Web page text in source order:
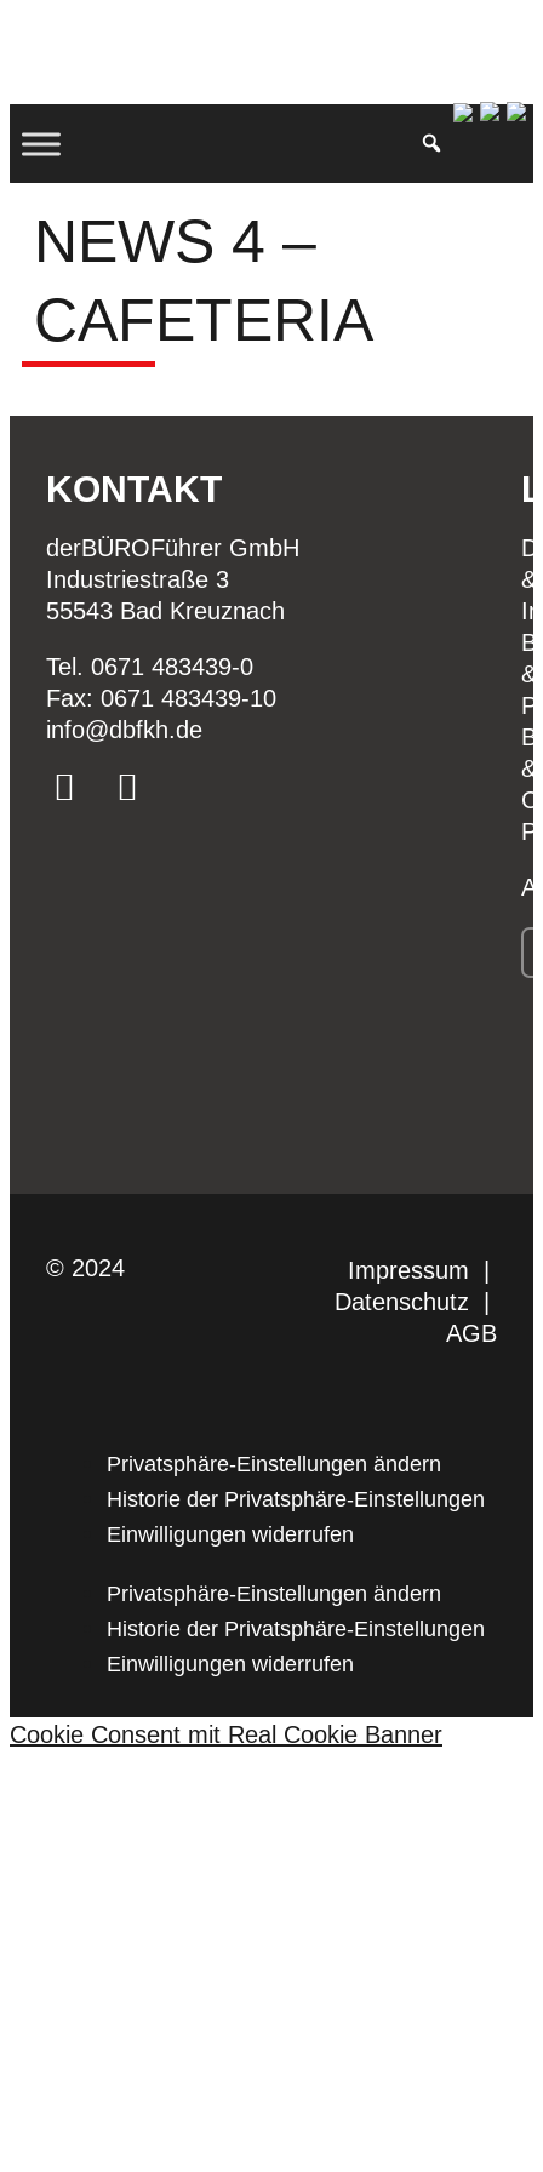
NEWS 4 –
CAFETERIA
KONTAKT
derBÜROFührer GmbH
Industriestraße 3
55543 Bad Kreuznach
Tel. 0671 483439-0
Fax: 0671 483439-10
ed.hkfbd@ofni
&
&
&
© 2024 Impressum |
Datenschutz |
AGB
Privatsphäre-Einstellungen ändern
Historie der Privatsphäre-Einstellungen
Einwilligungen widerrufen
Privatsphäre-Einstellungen ändern
Historie der Privatsphäre-Einstellungen
Einwilligungen widerrufen
Cookie Consent mit Real Cookie Banner